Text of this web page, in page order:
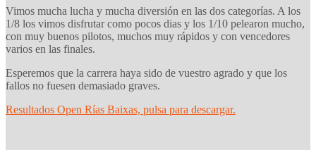
Vimos mucha lucha y mucha diversión en las dos categorías. A los
1/8 los vimos disfrutar como pocos dias y los 1/10 pelearon mucho,
con muy buenos pilotos, muchos muy rápidos y con vencedores
varios en las finales.
Esperemos que la carrera haya sido de vuestro agrado y que los
fallos no fuesen demasiado graves.
Resultados Open Rías Baixas, pulsa para descargar.